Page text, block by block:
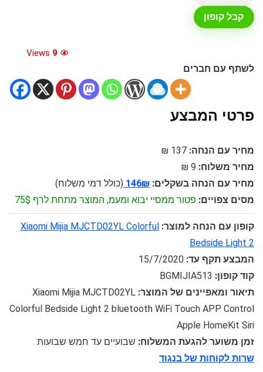
קבל קופון
9
לשתף עם חברים
פרטי המבצע
מחיר עם הנחה: 137 ₪
מחיר משלוח: 9 ₪
מחיר עם הנחה בשקלים: 146₪ (כולל דמי משלוח)
מסים צפויים: פטור ממסיי יבוא ומעמ, המוצר מתחת לרף 75$
קופון עם הנחה למוצר: Xiaomi Mijia MJCTD02YL Colorful
Bedside Light 2
המבצע תקף עד: 15/7/2020
קוד קופון: BGMIJIA513
תיאור ומאפיינים של המוצר: Xiaomi Mijia MJCTD02YL
Colorful Bedside Light 2 bluetooth WiFi Touch APP Control
Apple HomeKit Siri
זמן משוער להגעת המשלוח: שבועיים עד חמש שבועות
שרות לקוחות של בנגוד